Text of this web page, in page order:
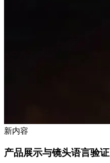
新内容
产品展示与镜头语言验证